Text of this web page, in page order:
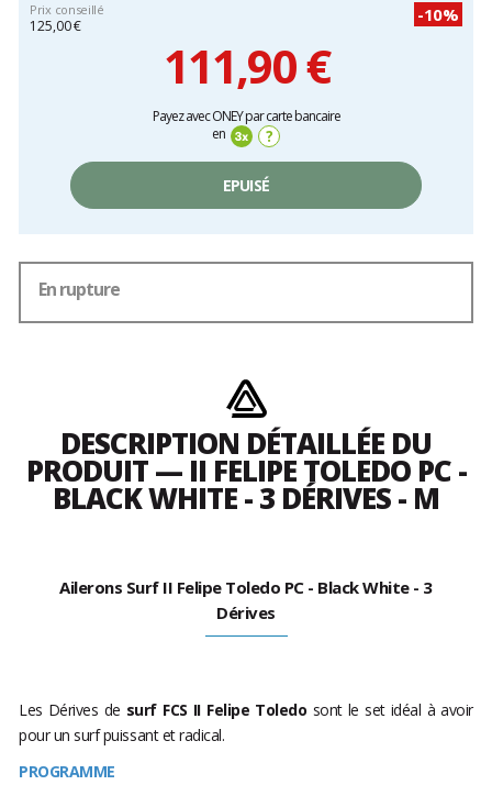
Prix conseillé
125,00 €
-10%
111,90 €
Payez avec ONEY par carte bancaire
en
?
EPUISÉ
En rupture
DESCRIPTION DÉTAILLÉE DU
PRODUIT — II FELIPE TOLEDO PC -
BLACK WHITE - 3 DÉRIVES - M
Ailerons Surf II Felipe Toledo PC - Black White - 3
Dérives
Les Dérives de surf FCS II Felipe Toledo sont le set idéal à avoir
pour un surf puissant et radical.
PROGRAMME